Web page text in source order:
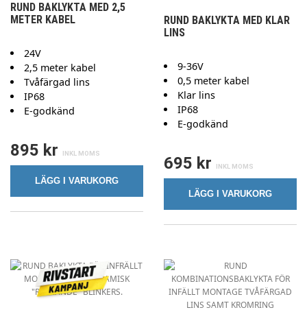
RUND BAKLYKTA MED 2,5
METER KABEL
24V
2,5 meter kabel
Tvåfärgad lins
IP68
E-godkänd
895 kr
LÄGG I VARUKORG
RUND BAKLYKTA MED KLAR
LINS
9-36V
0,5 meter kabel
Klar lins
IP68
E-godkänd
695 kr
LÄGG I VARUKORG